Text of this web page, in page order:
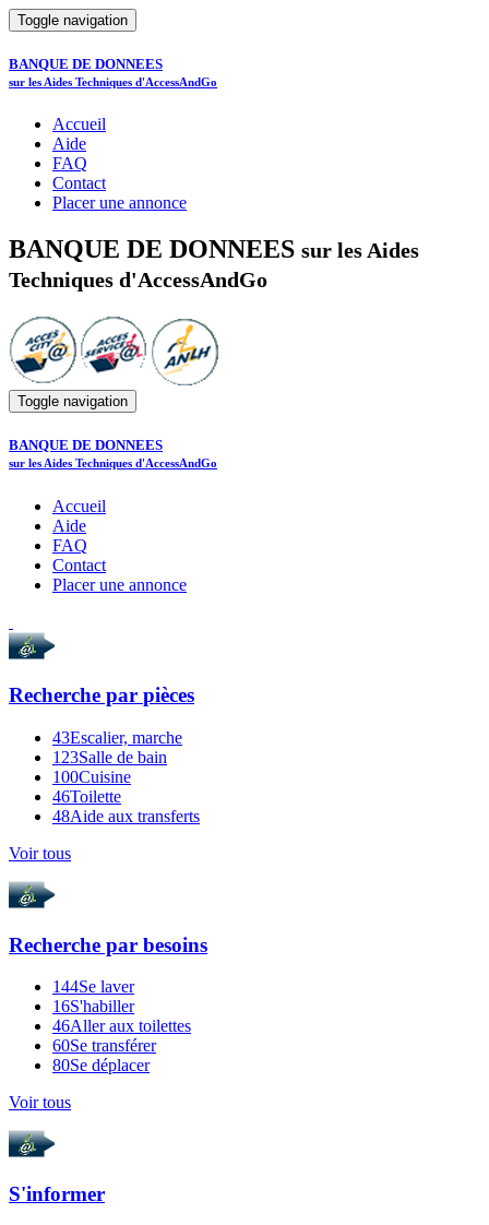
Toggle navigation
BANQUE DE DONNEES
sur les Aides Techniques d'AccessAndGo
Accueil
Aide
FAQ
Contact
Placer une annonce
BANQUE DE DONNEES sur les Aides
Techniques d'AccessAndGo
Toggle navigation
BANQUE DE DONNEES
sur les Aides Techniques d'AccessAndGo
Accueil
Aide
FAQ
Contact
Placer une annonce
Recherche par pièces
43Escalier, marche
123Salle de bain
100Cuisine
46Toilette
48Aide aux transferts
Voir tous
Recherche par besoins
144Se laver
16S'habiller
46Aller aux toilettes
60Se transférer
80Se déplacer
Voir tous
S'informer